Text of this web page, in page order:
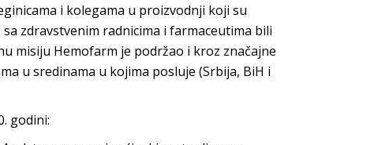
i kolegama u proizvodnji koji su
zdravstvenim radnicima i farmaceutima bili
misiju Hemofarm je podržao i kroz značajne
u sredinama u kojima posluje (Srbija, BiH i
godini: